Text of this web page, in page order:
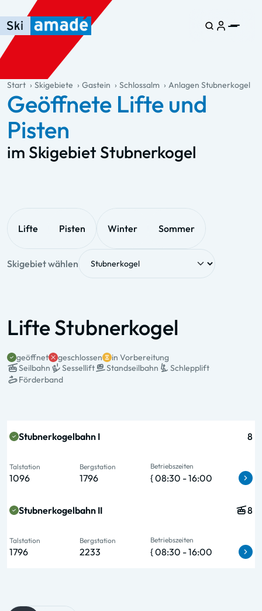
Zum Haupt-Inhalt springen
Springe zur Tabelle
Zur Haupt-Navigation springen
general.table-of-content
Start Skigebiete Gastein Schlossalm Anlagen Stubnerkogel
Geöffnete Lifte und
Pisten
im Skigebiet Stubnerkogel
Lifte Pisten Winter Sommer
Skigebiet wählen
Lifte Stubnerkogel
geöffnet geschlossen
in Vorbereitung
Seilbahn
Sessellift Standseilbahn
Schlepplift
Förderband
Stubnerkogelbahn I 8
Talstation
1096
Bergstation
1796
Betriebszeiten
{ 08:30 - 16:00
Stubnerkogelbahn II 8
Talstation
1796
Bergstation
2233
Betriebszeiten
{ 08:30 - 16:00